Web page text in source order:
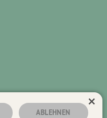
ABLEHNEN
×